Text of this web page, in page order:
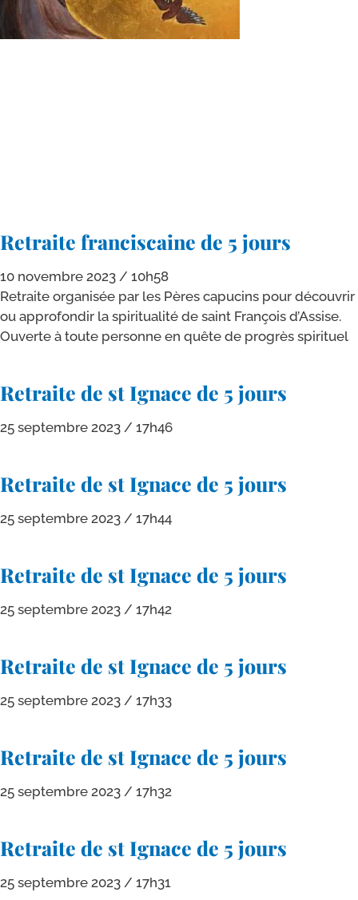
Retraite franciscaine de 5 jours
10 novembre 2023
10h58
Retraite orga­ni­sée par les Pères capu­cins pour décou­vrir
ou appro­fon­dir la spi­ri­tua­li­té de saint François d’Assise.
Ouverte à toute per­sonne en quête de pro­grès spirituel
Retraite de st Ignace de 5 jours
25 septembre 2023 17h46
Retraite de st Ignace de 5 jours
25 septembre 2023 17h44
Retraite de st Ignace de 5 jours
25 septembre 2023 17h42
Retraite de st Ignace de 5 jours
25 septembre 2023 17h33
Retraite de st Ignace de 5 jours
25 septembre 2023 17h32
Retraite de st Ignace de 5 jours
25 septembre 2023 17h31